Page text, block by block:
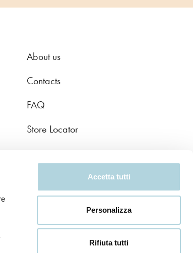
Accetta tutti
Personalizza
Rifiuta tutti
About us
Contacts
FAQ
Store Locator